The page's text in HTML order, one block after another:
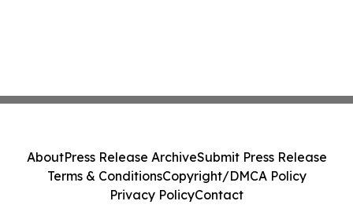
AboutPress Release ArchiveSubmit Press Release
Terms & ConditionsCopyright/DMCA Policy
Privacy PolicyContact